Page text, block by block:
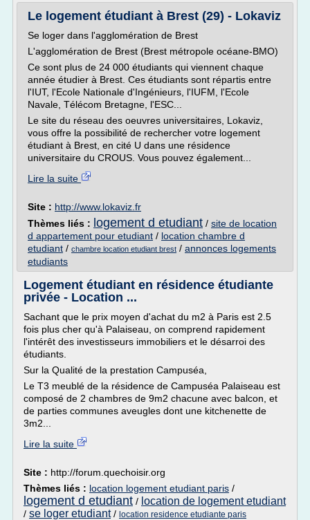
Le logement étudiant à Brest (29) - Lokaviz
Se loger dans l'agglomération de Brest
L'agglomération de Brest (Brest métropole océane-BMO)
Ce sont plus de 24 000 étudiants qui viennent chaque
année étudier à Brest. Ces étudiants sont répartis entre
l'IUT, l'Ecole Nationale d'Ingénieurs, l'IUFM, l'Ecole
Navale, Télécom Bretagne, l'ESC...
Le site du réseau des oeuvres universitaires, Lokaviz,
vous offre la possibilité de rechercher votre logement
étudiant à Brest, en cité U dans une résidence
universitaire du CROUS. Vous pouvez également...
Lire la suite
Site : http://www.lokaviz.fr
Thèmes liés : logement d etudiant / site de location
d appartement pour etudiant / location chambre d
etudiant / chambre location etudiant brest / annonces logements
etudiants
Logement étudiant en résidence étudiante
privée - Location ...
Sachant que le prix moyen d'achat du m2 à Paris est 2.5
fois plus cher qu'à Palaiseau, on comprend rapidement
l'intérêt des investisseurs immobiliers et le désarroi des
étudiants.
Sur la Qualité de la prestation Campuséa,
Le T3 meublé de la résidence de Campuséa Palaiseau est
composé de 2 chambres de 9m2 chacune avec balcon, et
de parties communes aveugles dont une kitchenette de
3m2...
Lire la suite
Site : http://forum.quechoisir.org
Thèmes liés : location logement etudiant paris /
logement d etudiant / location de logement etudiant
/ se loger etudiant/ location residence etudiante paris